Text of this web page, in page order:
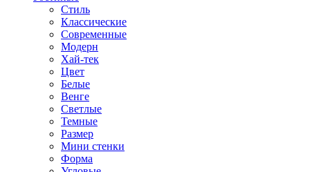
Стиль
Классические
Современные
Модерн
Хай-тек
Цвет
Белые
Венге
Светлые
Темные
Размер
Мини стенки
Форма